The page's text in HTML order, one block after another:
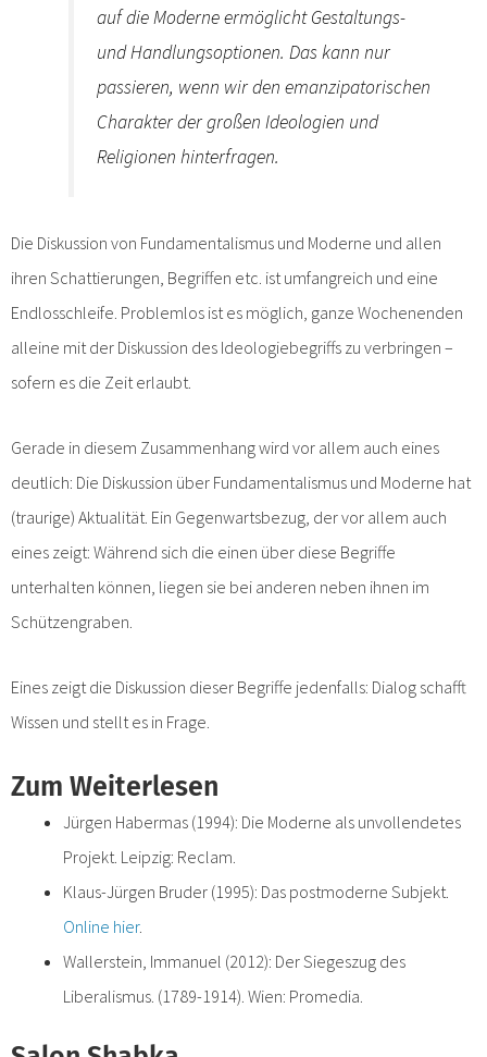
auf die Moderne ermöglicht Gestaltungs-
und Handlungsoptionen. Das kann nur
passieren, wenn wir den emanzipatorischen
Charakter der großen Ideologien und
Religionen hinterfragen.
Die Diskussion von Fundamentalismus und Moderne und allen
ihren Schattierungen, Begriffen etc. ist umfangreich und eine
Endlosschleife. Problemlos ist es möglich, ganze Wochenenden
alleine mit der Diskussion des Ideologiebegriffs zu verbringen –
sofern es die Zeit erlaubt.
Gerade in diesem Zusammenhang wird vor allem auch eines
deutlich: Die Diskussion über Fundamentalismus und Moderne hat
(traurige) Aktualität. Ein Gegenwartsbezug, der vor allem auch
eines zeigt: Während sich die einen über diese Begriffe
unterhalten können, liegen sie bei anderen neben ihnen im
Schützengraben.
Eines zeigt die Diskussion dieser Begriffe jedenfalls: Dialog schafft
Wissen und stellt es in Frage.
Zum Weiterlesen
Jürgen Habermas (1994): Die Moderne als unvollendetes
Projekt. Leipzig: Reclam.
Klaus-Jürgen Bruder (1995): Das postmoderne Subjekt.
Online hier.
Wallerstein, Immanuel (2012): Der Siegeszug des
Liberalismus. (1789-1914). Wien: Promedia.